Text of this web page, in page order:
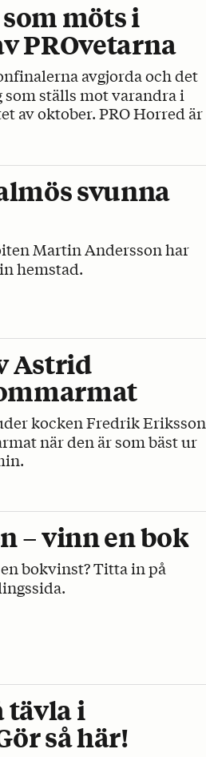
möts i
PROvetarna
avgjorda och det
ställs mot varandra i
av oktober. PRO Horred är
svunna
Martin Andersson har
hemstad.
Astrid
kocken Fredrik Eriksson
när den är som bäst ur
– vinn en bok
bokvinst? Titta in på
tävla i
så här!